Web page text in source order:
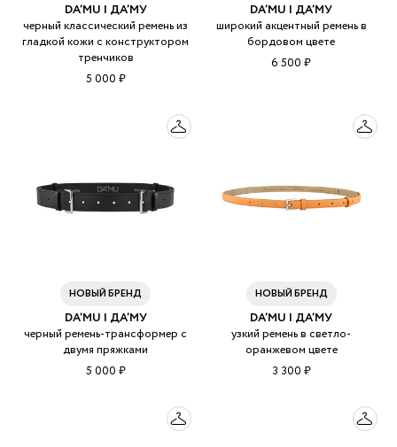
DA’MU | ДА’МУ
черный классический ремень из
гладкой кожи с конструктором
тренчиков
5 000 ₽
DA’MU | ДА’МУ
широкий акцентный ремень в
бордовом цвете
6 500 ₽
НОВЫЙ БРЕНД
DA’MU | ДА’МУ
черный ремень-трансформер с
двумя пряжками
5 000 ₽
НОВЫЙ БРЕНД
DA’MU | ДА’МУ
узкий ремень в светло-
оранжевом цвете
3 300 ₽